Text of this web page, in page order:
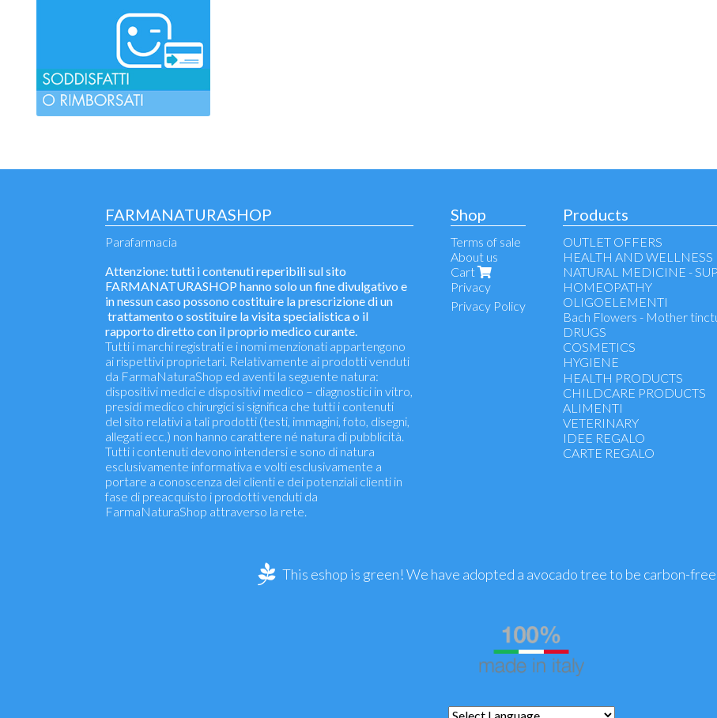
FARMANATURASHOP
Parafarmacia
Attenzione: tutti i contenuti reperibili sul sito
FARMANATURASHOP hanno solo un fine divulgativo e
in nessun caso possono costituire la prescrizione di un
trattamento o sostituire la visita specialistica o il
rapporto diretto con il proprio medico curante.
Tutti i marchi registrati e i nomi menzionati appartengono
ai rispettivi proprietari. Relativamente ai prodotti venduti
da FarmaNaturaShop ed aventi la seguente natura:
dispositivi medici e dispositivi medico – diagnostici in vitro,
presidi medico chirurgici si significa che tutti i contenuti
del sito relativi a tali prodotti (testi, immagini, foto, disegni,
allegati ecc.) non hanno carattere né natura di pubblicità.
Tutti i contenuti devono intendersi e sono di natura
esclusivamente informativa e volti esclusivamente a
portare a conoscenza dei clienti e dei potenziali clienti in
fase di preacquisto i prodotti venduti da
FarmaNaturaShop attraverso la rete.
Shop
Terms of sale
About us
Cart
Privacy
Privacy Policy
Products
OUTLET OFFERS
HEALTH AND WELLNESS
NATURAL MEDICINE -
HOMEOPATHY
OLIGOELEMENTI
Bach Flowers - Mother
DRUGS
COSMETICS
HYGIENE
Body cleanser
Dry and sensitive body skin
Shampoo - Conditioner -
Deodorants - Perfumes
Intimate hygiene
Oral hygiene
HEALTH PRODUCTS
CHILDCARE PRODUCTS
ALIMENTI
VETERINARY
IDEE REGALO
CARTE REGALO
This eshop is green! We have adopted a avocado tree to be carbon-